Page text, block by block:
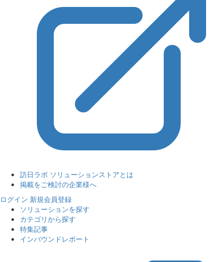
訪日ラボ ソリューションストアとは
掲載をご検討の企業様へ
ログイン 新規会員登録
ソリューションを探す
カテゴリから探す
特集記事
インバウンドレポート